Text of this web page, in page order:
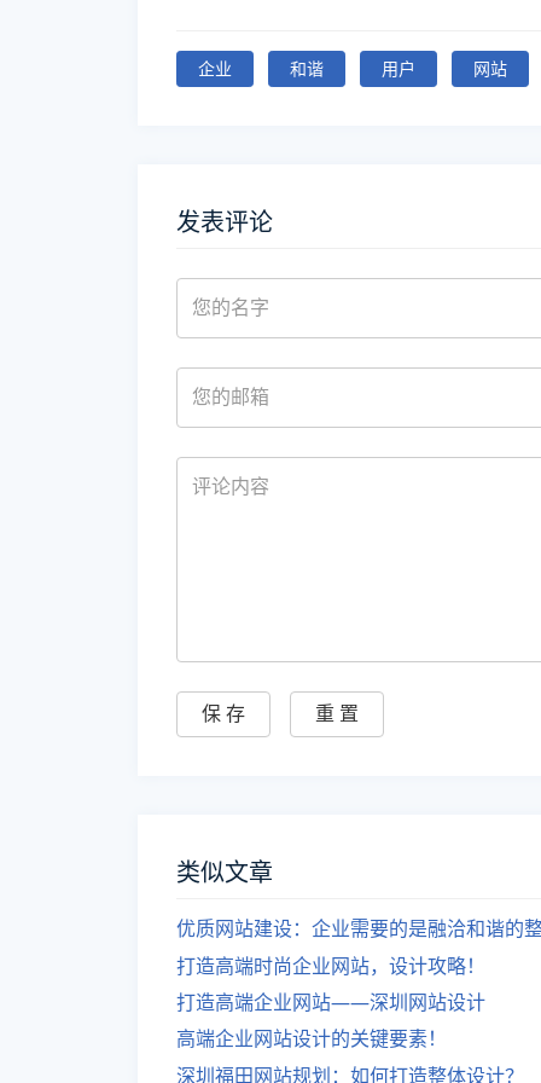
企业 和谐 用户 网站
发表评论
类似文章
优质网站建设：企业需要的是融洽和谐的
打造高端时尚企业网站，设计攻略！
打造高端企业网站——深圳网站设计
高端企业网站设计的关键要素！
深圳福田网站规划：如何打造整体设计？